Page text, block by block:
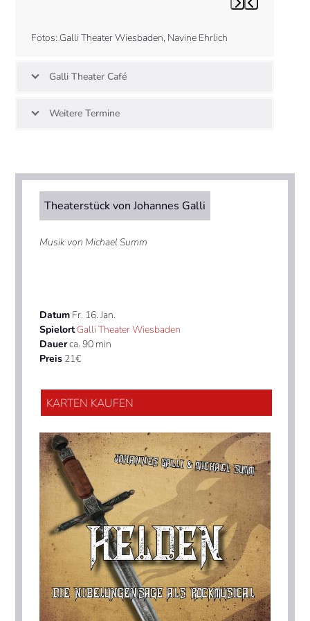
to
the
Fotos: Galli Theater Wiesbaden, Navine Ehrlich
Galli Theater Café
Weitere Termine
Theaterstück von Johannes Galli
Musik von Michael Summ
Datum Fr. 16. Jan.
SpielortGalli Theater Wiesbaden
Dauerca. 90 min
Preis 21€
KARTEN KAUFEN